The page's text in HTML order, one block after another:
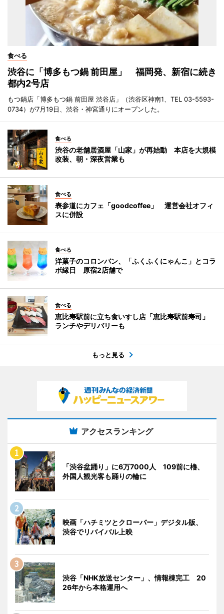
食べる
渋谷に「博多もつ鍋 前田屋」 福岡発、新宿に続き
都内2号店
もつ鍋店「博多もつ鍋 前田屋 渋谷店」（渋谷区神南1、TEL 03-5593-
0734）が7月19日、渋谷・神宮通りにオープンした。
食べる
渋谷の老舗居酒屋「山家」が再始動 本店を大規模
改装、朝・深夜営業も
食べる
表参道にカフェ「goodcoffee」 運営会社オフィ
スに併設
食べる
洋菓子のコロンバン、「ふくふくにゃんこ」とコラ
ボ縁日 原宿2店舗で
食べる
恵比寿駅前に立ち食いすし店「恵比寿駅前寿司」
ランチやデリバリーも
もっと見る
アクセスランキング
「渋谷盆踊り」に6万7000人 109前に櫓、
外国人観光客も踊りの輪に
映画「ハチミツとクローバー」デジタル版、
渋谷でリバイバル上映
渋谷「NHK放送センター」、情報棟完工 20
26年から本格運用へ